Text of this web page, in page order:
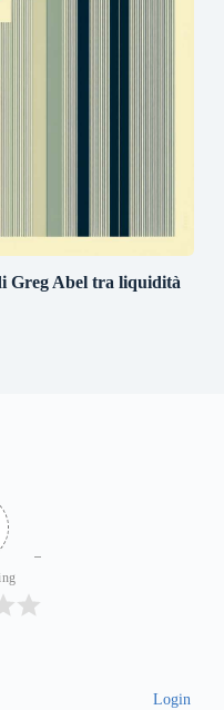
Greg Abel tra liquidità
Login